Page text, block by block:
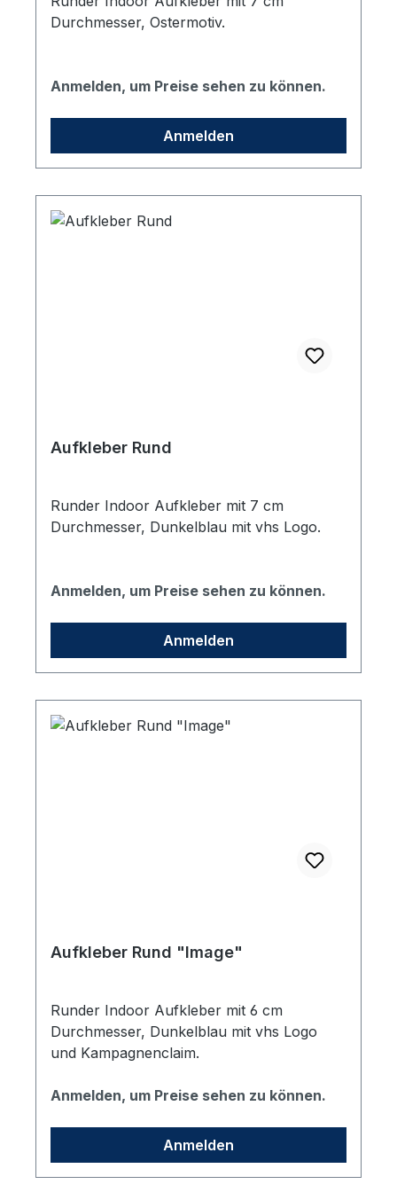
Durchmesser, Ostermotiv.
Anmelden, um Preise sehen zu können.
Anmelden
Aufkleber Rund
Runder Indoor Aufkleber mit 7 cm
Durchmesser, Dunkelblau mit vhs Logo.
Anmelden, um Preise sehen zu können.
Anmelden
Aufkleber Rund "Image"
Runder Indoor Aufkleber mit 6 cm
Durchmesser, Dunkelblau mit vhs Logo
und Kampagnenclaim.
Anmelden, um Preise sehen zu können.
Anmelden